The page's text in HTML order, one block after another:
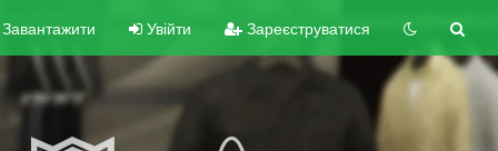
Увійти Зареєструватися